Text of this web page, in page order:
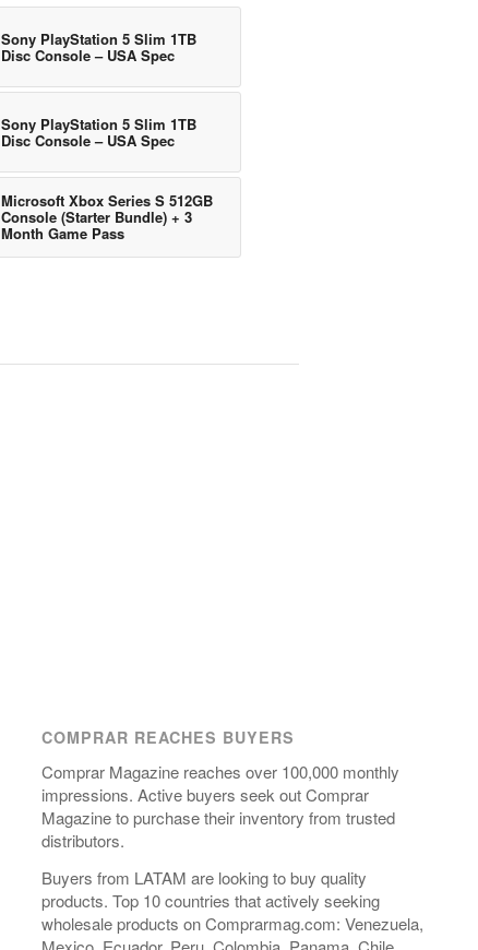
Sony PlayStation 5 Slim 1TB
Disc Console – USA Spec
Sony PlayStation 5 Slim 1TB
Disc Console – USA Spec
Microsoft Xbox Series S 512GB
Console (Starter Bundle) + 3
Month Game Pass
COMPRAR REACHES BUYERS
Comprar Magazine reaches over 100,000 monthly
impressions. Active buyers seek out Comprar
Magazine to purchase their inventory from trusted
distributors.
Buyers from LATAM are looking to buy quality
products. Top 10 countries that actively seeking
wholesale products on Comprarmag.com: Venezuela,